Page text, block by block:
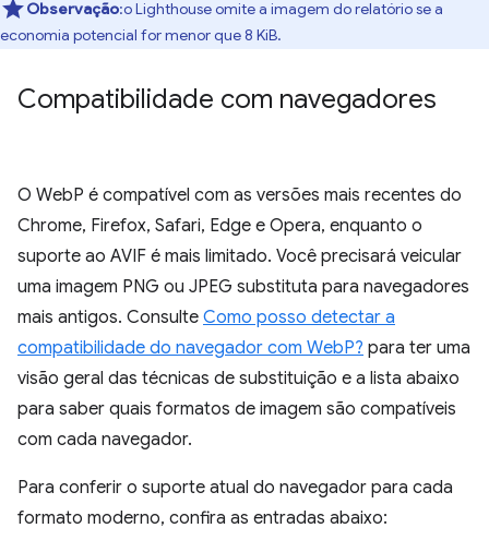
Observação:o Lighthouse omite a imagem do relatório se a
economia potencial for menor que 8 KiB.
Compatibilidade com navegadores
O WebP é compatível com as versões mais recentes do
Chrome, Firefox, Safari, Edge e Opera, enquanto o
suporte ao AVIF é mais limitado. Você precisará veicular
uma imagem PNG ou JPEG substituta para navegadores
mais antigos. Consulte Como posso detectar a
compatibilidade do navegador com WebP? para ter uma
visão geral das técnicas de substituição e a lista abaixo
para saber quais formatos de imagem são compatíveis
com cada navegador.
Para conferir o suporte atual do navegador para cada
formato moderno, confira as entradas abaixo: